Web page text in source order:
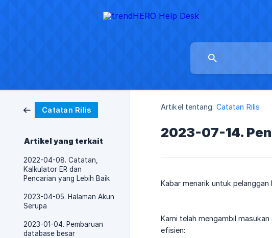
Catatan Rilis
Artikel yang terkait
2022-04-08. Catatan,
Kalkulator ER dan
Pencarian yang Lebih Baik
2023-04-05. Halaman Akun
Serupa
2023-01-04. Pembaruan
database besar
Artikel tentang: Catatan Rilis
2023-07-14.
Kabar menarik untuk
Kami telah mengambil
efisien: